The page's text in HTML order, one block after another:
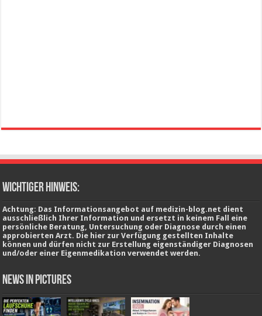
wichtiger Hinweis:
Achtung: Das Informationsangebot auf medizin-blog.net dient
ausschließlich Ihrer Information und ersetzt in keinem Fall eine
persönliche Beratung, Untersuchung oder Diagnose durch einen
approbierten Arzt. Die hier zur Verfügung gestellten Inhalte
können und dürfen nicht zur Erstellung eigenständiger Diagnosen
und/oder einer Eigenmedikation verwendet werden.
News in Pictures